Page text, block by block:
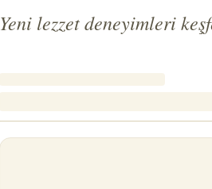
Yeni lezzet deneyimleri